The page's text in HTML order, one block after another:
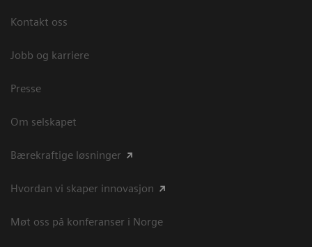
Kontakt oss
Jobb og karriere
Presse
Om selskapet
Bærekraftige løsninger
Hvordan vi skaper innovasjon
Møt oss på konferanser i Norge